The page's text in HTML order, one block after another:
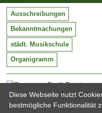
Stadt Barntrup
Mittelstraße 38
32683 Barntrup
Ausschreibungen
Bekanntmachungen
städt. Musikschule
Organigramm
Diese Webseite nutzt
bestmögliche Funktionalität